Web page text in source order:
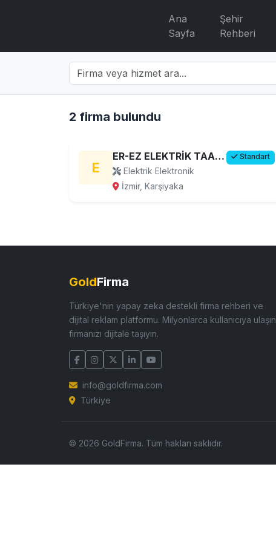
Ana
Sayfa
Şehir
Rehberi
2 firma bulundu
E
ER-EZ ELEKTRİK TAAHHÜT VE AYDINLATMA DEKORASYON Standart
Elektrik Elektronik
İzmir, Karşiyaka
GoldFirma
Türkiye'nin yapay zeka destekli firma rehberi ve
dijital reklam platformu. Milyonlarca kullanıcıya ulaşın,
firmanızı dijitale taşıyın.
info@goldfirma.com
Türkiye
© 2026 GoldFirma. Tüm hakları saklıdır.